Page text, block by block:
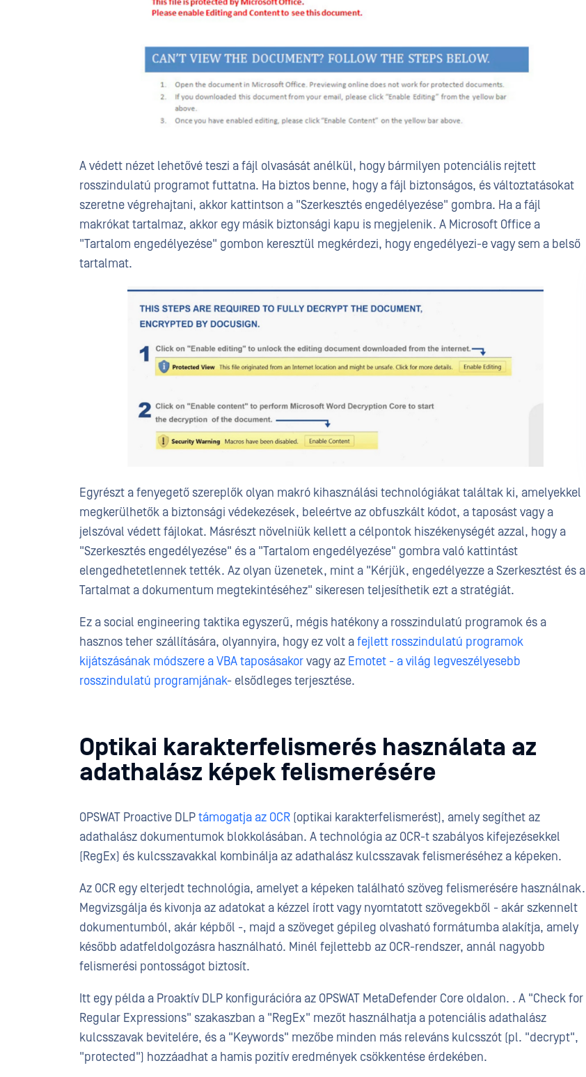
A védett nézet lehetővé teszi a fájl olvasását anélkül, hogy bármilyen potenciális rejtett
rosszindulatú programot futtatna. Ha biztos benne, hogy a fájl biztonságos, és változtatásokat
szeretne végrehajtani, akkor kattintson a "Szerkesztés engedélyezése" gombra. Ha a fájl
makrókat tartalmaz, akkor egy másik biztonsági kapu is megjelenik. A Microsoft Office a
"Tartalom engedélyezése" gombon keresztül megkérdezi, hogy engedélyezi-e vagy sem a belső
tartalmat.
Egyrészt a fenyegető szereplők olyan makró kihasználási technológiákat találtak ki, amelyekkel
megkerülhetők a biztonsági védekezések, beleértve az obfuszkált kódot, a taposást vagy a
jelszóval védett fájlokat. Másrészt növelniük kellett a célpontok hiszékenységét azzal, hogy a
"Szerkesztés engedélyezése" és a "Tartalom engedélyezése" gombra való kattintást
elengedhetetlennek tették. Az olyan üzenetek, mint a "Kérjük, engedélyezze a Szerkesztést és a
Tartalmat a dokumentum megtekintéséhez" sikeresen teljesíthetik ezt a stratégiát.
Ez a social engineering taktika egyszerű, mégis hatékony a rosszindulatú programok és a
hasznos teher szállítására, olyannyira, hogy ez volt afejlett rosszindulatú programok
kijátszásának módszere a VBA taposásakorvagy az Emotet - a világ legveszélyesebb
rosszindulatú programjának- elsődleges terjesztése.
Optikai karakterfelismerés használata az
adathalász képek felismerésére
OPSWAT Proactive DLPtámogatja az OCR (optikai karakterfelismerést), amely segíthet az
adathalász dokumentumok blokkolásában. A technológia az OCR-t szabályos kifejezésekkel
(RegEx) és kulcsszavakkal kombinálja az adathalász kulcsszavak felismeréséhez a képeken.
Az OCR egy elterjedt technológia, amelyet a képeken található szöveg felismerésére használnak.
Megvizsgálja és kivonja az adatokat a kézzel írott vagy nyomtatott szövegekből - akár szkennelt
dokumentumból, akár képből -, majd a szöveget gépileg olvasható formátumba alakítja, amely
később adatfeldolgozásra használható. Minél fejlettebb az OCR-rendszer, annál nagyobb
felismerési pontosságot biztosít.
Itt egy példa a Proaktív DLP konfigurációra az OPSWAT MetaDefender Core oldalon. . A "Check for
Regular Expressions" szakaszban a "RegEx" mezőt használhatja a potenciális adathalász
kulcsszavak bevitelére, és a "Keywords" mezőbe minden más releváns kulcsszót (pl. "decrypt",
"protected") hozzáadhat a hamis pozitív eredmények csökkentése érdekében.